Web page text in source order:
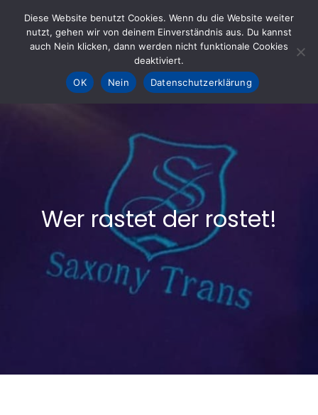
content
KOHLE fürs AHRTAL e.V.
– Helfen hilft
Wer rastet der rostet!
Diese Website benutzt Cookies. Wenn du die Website weiter
nutzt, gehen wir von deinem Einverständnis aus. Du kannst
auch Nein klicken, dann werden nicht funktionale Cookies
deaktiviert.
OK
Nein Datenschutzerklärung